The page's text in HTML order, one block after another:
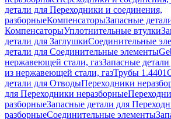
детали для Переходники и соединения,
разборныеКомпенсаторыЗапасные
КомпенсаторыУплотнительные втулки
детали для ЗаглушкиСоединительные
детали для Соединительные элементы
нержавеющей стали, газЗапасные
из нержавеющей стали, газТрубы 1.4401
детали для ОтводыПереходники
для Переходники неразборные
разборныеЗапасные детали для
разборныеСоединительные элементы